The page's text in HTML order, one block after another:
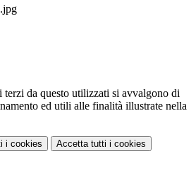
terzi da questo utilizzati si avvalgono di
ed utili alle finalità illustrate nella
i cookies Accetta tutti i cookies